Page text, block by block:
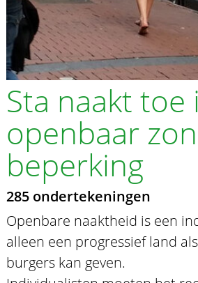
Sta naakt toe
openbaar
beperking
285 ondertekeningen
Openbare naaktheid is een
alleen een progressief land
burgers kan geven.